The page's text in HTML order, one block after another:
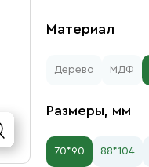
Материал
Дерево МДФ
Размеры, мм
70*90 88*104